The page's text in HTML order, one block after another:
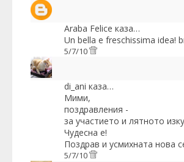
Araba Felice каза…
Un bella e freschissima idea!
5/7/10
di_ani каза…
Мими,
поздравления -
за участието и лятното
Чудесна е!
Поздрав и усмихната нова
5/7/10